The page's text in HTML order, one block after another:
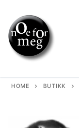
content
HOME BUTIKK